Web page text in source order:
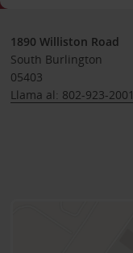
1890 Williston Road
South Burlington
05403
Llama al: 802-923-2001